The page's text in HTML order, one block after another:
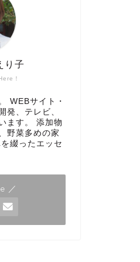
！
り子
WEBサイト・
発、テレビ、
ます。 添加物
野菜多めの家
綴ったエッセ
／